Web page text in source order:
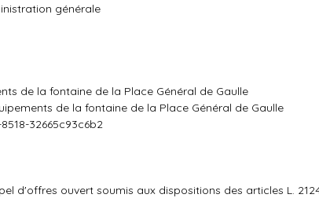
générale
de la fontaine de la Place Général de Gaulle
de la fontaine de la Place Général de Gaulle
32665c93c6b2
ouvert soumis aux dispositions des articles L. 2124-